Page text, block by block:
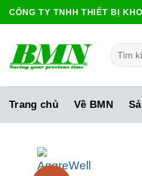
Bỏ
qua
dung
CÔNG TY TNHH THIẾT BỊ
Tìm
kiếm:
Trang chủ Về BMN